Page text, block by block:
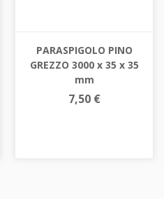
PARASPIGOLO PINO
GREZZO 3000 x 35 x 35
mm
7,50 €